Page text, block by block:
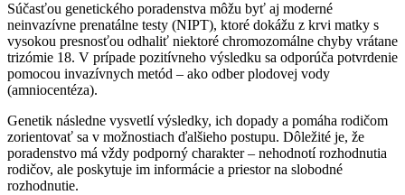
Súčasťou genetického poradenstva môžu byť aj moderné
neinvazívne prenatálne testy (NIPT), ktoré dokážu z krvi matky s
vysokou presnosťou odhaliť niektoré chromozomálne chyby vrátane
trizómie 18. V prípade pozitívneho výsledku sa odporúča potvrdenie
pomocou invazívnych metód – ako odber plodovej vody
(amniocentéza).
Genetik následne vysvetlí výsledky, ich dopady a pomáha rodičom
zorientovať sa v možnostiach ďalšieho postupu. Dôležité je, že
poradenstvo má vždy podporný charakter – nehodnotí rozhodnutia
rodičov, ale poskytuje im informácie a priestor na slobodné
rozhodnutie.